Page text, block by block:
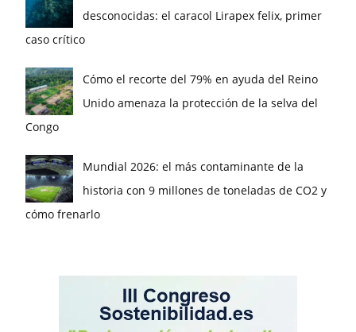
desconocidas: el caracol Lirapex felix, primer
caso crítico
Cómo el recorte del 79% en ayuda del Reino
Unido amenaza la protección de la selva del
Congo
Mundial 2026: el más contaminante de la
historia con 9 millones de toneladas de CO2 y
cómo frenarlo